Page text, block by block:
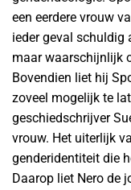
een eerdere vrouw
ieder geval schuldig
maar waarschijnlijk
Bovendien liet hij
zoveel mogelijk te
geschiedschrijver
vrouw. Het uiterlijk
genderidentiteit die
Daarop liet Nero de